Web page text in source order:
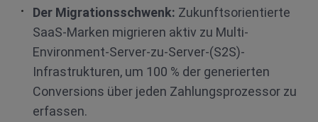
Der Migrationsschwenk: Zukunftsorientierte
SaaS-Marken migrieren aktiv zu Multi-
Environment-Server-zu-Server-(S2S)-
Infrastrukturen, um 100 % der generierten
Conversions über jeden Zahlungsprozessor zu
erfassen.